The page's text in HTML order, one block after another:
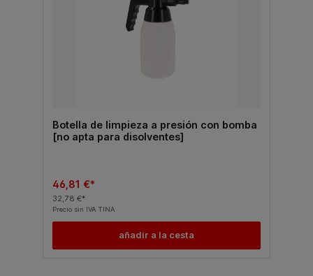
Botella de limpieza a presión con bomba
[no apta para disolventes]
46,81 €*
32,78 €*
Precio sin IVA TINA
añadir a la cesta